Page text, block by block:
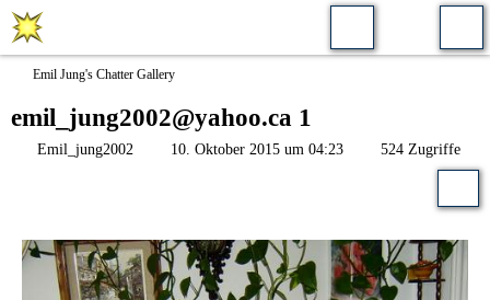
Emil Jung's Chatter Gallery
emil_jung2002@yahoo.ca 1
Emil_jung2002 10. Oktober 2015 um 04:23 524 Zugriffe